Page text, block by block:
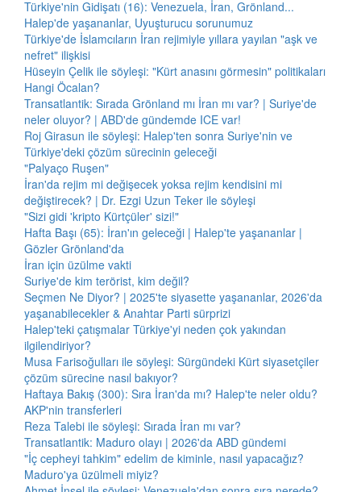
Türkiye'nin Gidişatı (16): Venezuela, İran, Grönland...
Halep'de yaşananlar, Uyuşturucu sorunumuz
Türkiye'de İslamcıların İran rejimiyle yıllara yayılan "aşk ve
nefret" ilişkisi
Hüseyin Çelik ile söyleşi: "Kürt anasını görmesin" politikaları
Hangi Öcalan?
Transatlantik: Sırada Grönland mı İran mı var? | Suriye'de
neler oluyor? | ABD'de gündemde ICE var!
Roj Girasun ile söyleşi: Halep'ten sonra Suriye'nin ve
Türkiye'deki çözüm sürecinin geleceği
"Palyaço Ruşen"
İran'da rejim mi değişecek yoksa rejim kendisini mi
değiştirecek? | Dr. Ezgi Uzun Teker ile söyleşi
"Sizi gidi 'kripto Kürtçüler' sizi!"
Hafta Başı (65): İran'ın geleceği | Halep'te yaşananlar |
Gözler Grönland'da
İran için üzülme vakti
Suriye'de kim terörist, kim değil?
Seçmen Ne Diyor? | 2025'te siyasette yaşananlar, 2026'da
yaşanabilecekler & Anahtar Parti sürprizi
Halep'teki çatışmalar Türkiye'yi neden çok yakından
ilgilendiriyor?
Musa Farisoğulları ile söyleşi: Sürgündeki Kürt siyasetçiler
çözüm sürecine nasıl bakıyor?
Haftaya Bakış (300): Sıra İran'da mı? Halep'te neler oldu?
AKP'nin transferleri
Reza Talebi ile söyleşi: Sırada İran mı var?
Transatlantik: Maduro olayı | 2026'da ABD gündemi
"İç cepheyi tahkim" edelim de kiminle, nasıl yapacağız?
Maduro'ya üzülmeli miyiz?